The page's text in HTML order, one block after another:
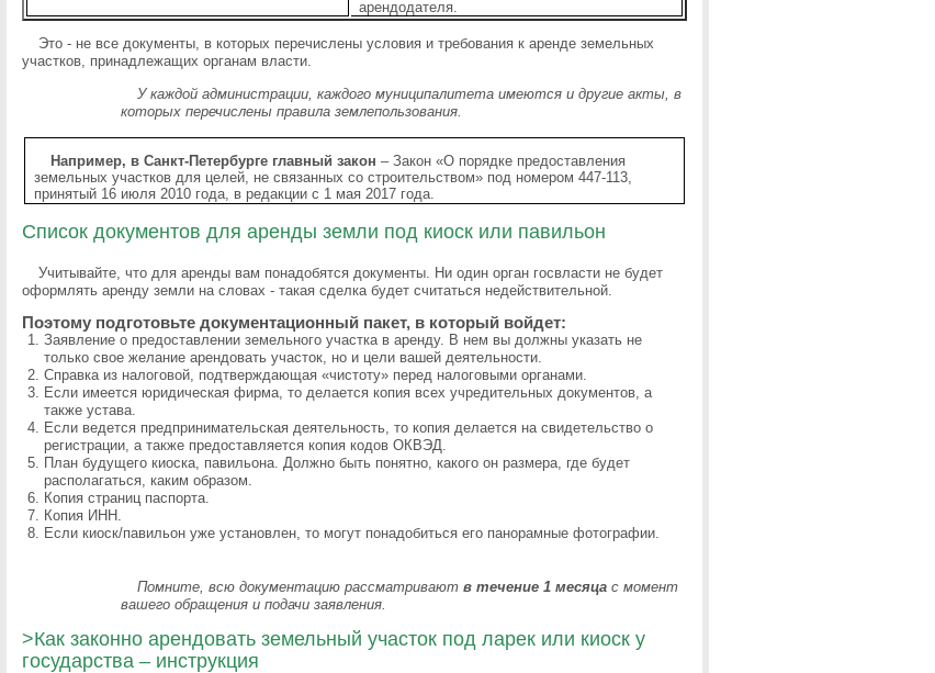
арендодателя.
Это - не все документы, в которых перечислены условия и требования к аренде земельных
участков, принадлежащих органам власти.
У каждой администрации, каждого муниципалитета имеются и другие акты, в
которых перечислены правила землепользования.
Например, в Санкт-Петербурге главный закон – Закон «О порядке предоставления
земельных участков для целей, не связанных со строительством» под номером 447-113,
принятый 16 июля 2010 года, в редакции с 1 мая 2017 года.
Список документов для аренды земли под киоск или павильон
Учитывайте, что для аренды вам понадобятся документы. Ни один орган госвласти не будет
оформлять аренду земли на словах - такая сделка будет считаться недействительной.
Поэтому подготовьте документационный пакет, в который войдет:
Заявление о предоставлении земельного участка в аренду. В нем вы должны указать не
только свое желание арендовать участок, но и цели вашей деятельности.
Справка из налоговой, подтверждающая «чистоту» перед налоговыми органами.
Если имеется юридическая фирма, то делается копия всех учредительных документов, а
также устава.
Если ведется предпринимательская деятельность, то копия делается на свидетельство о
регистрации, а также предоставляется копия кодов ОКВЭД.
План будущего киоска, павильона. Должно быть понятно, какого он размера, где будет
располагаться, каким образом.
Копия страниц паспорта.
Копия ИНН.
Если киоск/павильон уже установлен, то могут понадобиться его панорамные фотографии.
Помните, всю документацию рассматривают в течение 1 месяца с момент
вашего обращения и подачи заявления.
>Как законно арендовать земельный участок под ларек или киоск у
государства – инструкция